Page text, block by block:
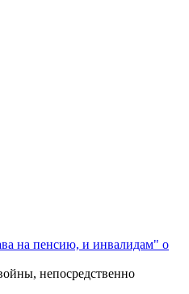
на пенсию, и инвалидам" о
непосредственно